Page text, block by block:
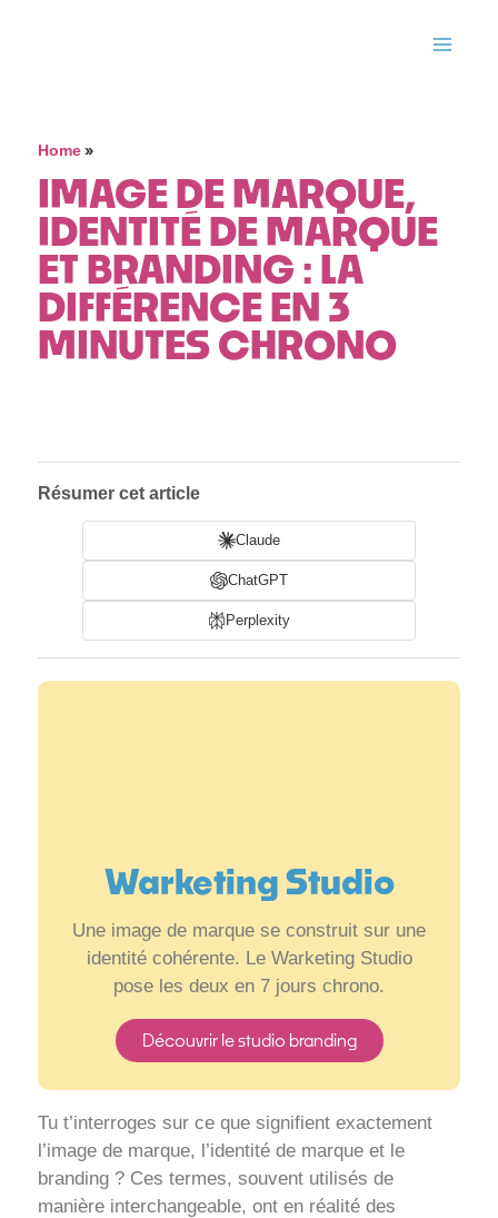
Home»
IMAGE DE MARQUE,
IDENTITÉ DE MARQUE
ET BRANDING : LA
DIFFÉRENCE EN 3
MINUTES CHRONO
Résumer cet article
Claude
ChatGPT
Perplexity
Warketing Studio
Une image de marque se construit sur une
identité cohérente. Le Warketing Studio
pose les deux en 7 jours chrono.
Découvrir le studio branding
Tu t’interroges sur ce que signifient exactement
l’image de marque, l’identité de marque et le
branding ? Ces termes, souvent utilisés de
manière interchangeable, ont en réalité des